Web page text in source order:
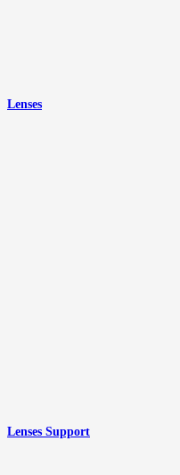
Lenses
Lenses Support